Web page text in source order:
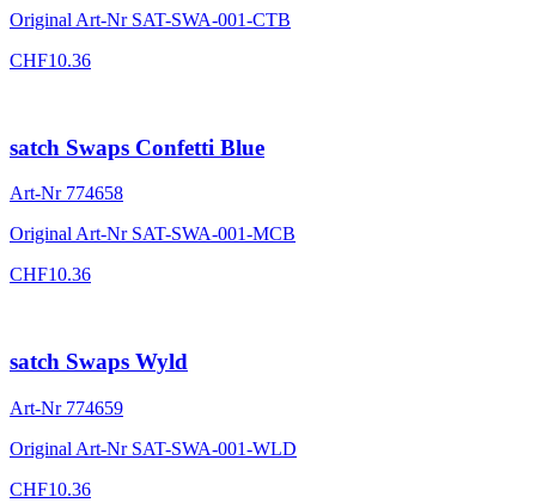
Original Art-Nr SAT-SWA-001-CTB
CHF10.36
satch Swaps Confetti Blue
Art-Nr 774658
Original Art-Nr SAT-SWA-001-MCB
CHF10.36
satch Swaps Wyld
Art-Nr 774659
Original Art-Nr SAT-SWA-001-WLD
CHF10.36